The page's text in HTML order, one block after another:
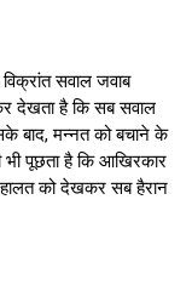
सवाल जवाब
देखता है कि सब सवाल
बाद, मन्नत को बचाने के
भी पूछता है कि आखिरकार
हालत को देखकर सब हैरान